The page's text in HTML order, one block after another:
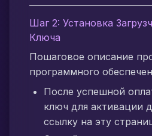
Шаг 2: Установка
Ключа
Пошаговое описание
программного
После успешной
ключ для активации
ссылку на эту